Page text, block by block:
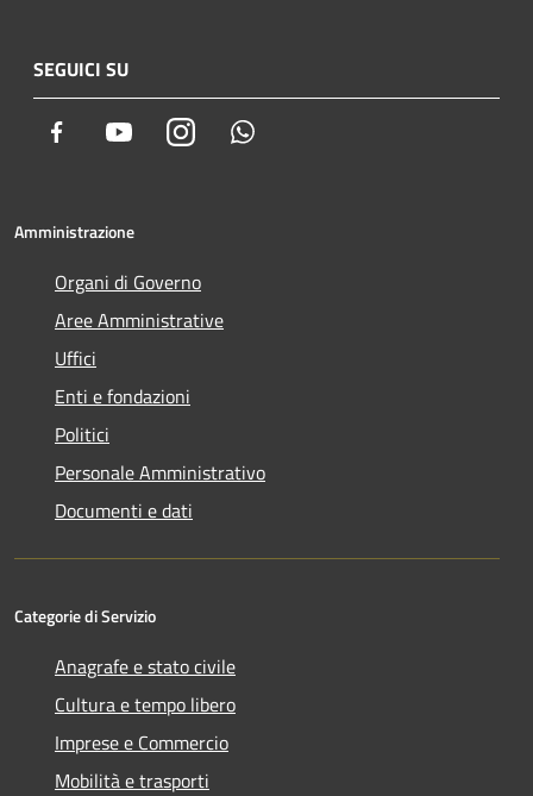
SEGUICI SU
Facebook YoutubeInstagram
Amministrazione
Organi di Governo
Aree Amministrative
Uffici
Enti e fondazioni
Politici
Personale Amministrativo
Documenti e dati
Categorie di Servizio
Anagrafe e stato civile
Cultura e tempo libero
Imprese e Commercio
Mobilità e trasporti